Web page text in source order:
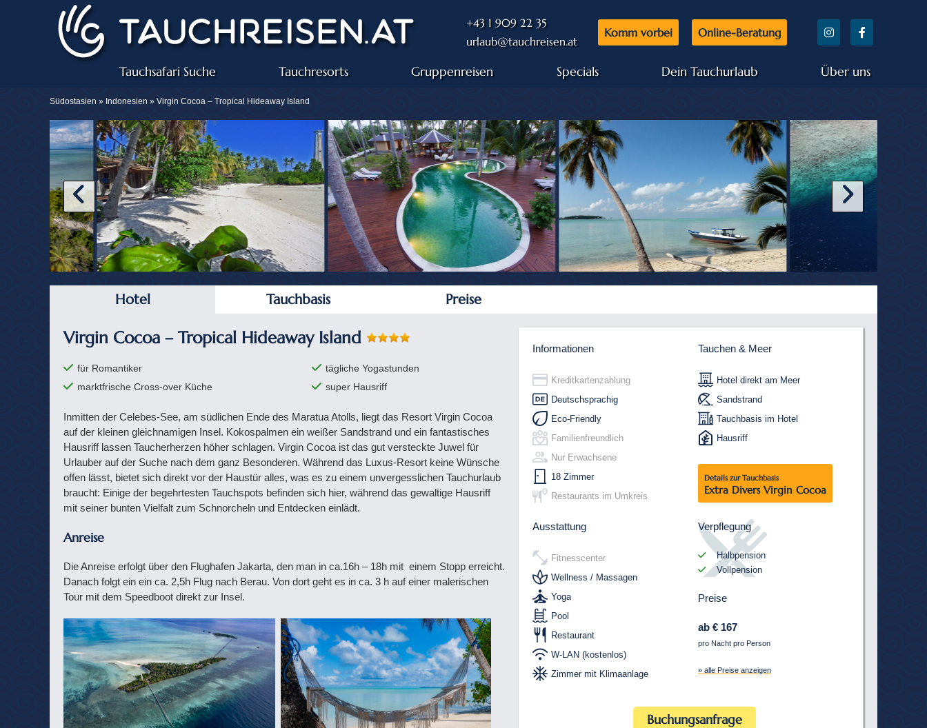
+43 1 909 22 35
urlaub@tauchreisen.at
Komm vorbei Online-Beratung
Tauchsafari Suche Tauchresorts Gruppenreisen Specials Dein Tauchurlaub Über uns
Südostasien » Indonesien » Virgin Cocoa – Tropical Hideaway Island
Hotel Tauchbasis Preise
Informationen
Kreditkartenzahlung
Deutschsprachig
Eco-Friendly
Familienfreundlich
Nur Erwachsene
18 Zimmer
Restaurants im Umkreis
Ausstattung
Fitnesscenter
Wellness / Massagen
Yoga
Pool
Restaurant
W-LAN (kostenlos)
Zimmer mit Klimaanlage
Tauchen & Meer
Hotel direkt am Meer
Sandstrand
Tauchbasis im Hotel
Hausriff
Preise
ab € 167
pro Nacht pro Person
» alle Preise anzeigen
Details zur Tauchbasis
Extra Divers Virgin Cocoa
Verpflegung
Halbpension
Vollpension
Buchungsanfrage
Virgin Cocoa – Tropical Hideaway Island
für Romantiker
tägliche Yogastunden
marktfrische Cross-over Küche
super Hausriff
Inmitten der Celebes-See, am südlichen Ende des Maratua Atolls, liegt das Resort Virgin Cocoa
auf der kleinen gleichnamigen Insel. Kokospalmen ein weißer Sandstrand und ein fantastisches
Hausriff lassen Taucherherzen höher schlagen. Virgin Cocoa ist das gut versteckte Juwel für
Urlauber auf der Suche nach dem ganz Besonderen. Während das Luxus-Resort keine Wünsche
offen lässt, bietet sich direkt vor der Haustür alles, was es zu einem unvergesslichen Tauchurlaub
braucht: Einige der begehrtesten Tauchspots befinden sich hier, während das gewaltige Hausriff
mit seiner bunten Vielfalt zum Schnorcheln und Entdecken einlädt.
Anreise
Die Anreise erfolgt über den Flughafen Jakarta, den man in ca.16h – 18h mit einem Stopp erreicht.
Danach folgt ein ein ca. 2,5h Flug nach Berau. Von dort geht es in ca. 3 h auf einer malerischen
Tour mit dem Speedboot direkt zur Insel.